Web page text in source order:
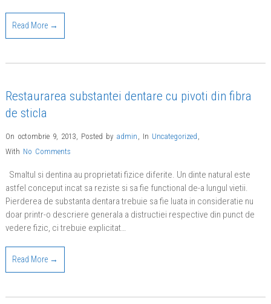
Read More →
Restaurarea substantei dentare cu pivoti din fibra
de sticla
On octombrie 9, 2013, Posted by admin , In Uncategorized ,
With No Comments
Smaltul si dentina au proprietati fizice diferite. Un dinte natural este
astfel conceput incat sa reziste si sa fie functional de-a lungul vietii.
Pierderea de substanta dentara trebuie sa fie luata in consideratie nu
doar printr-o descriere generala a distructiei respective din punct de
vedere fizic, ci trebuie explicitat…
Read More →